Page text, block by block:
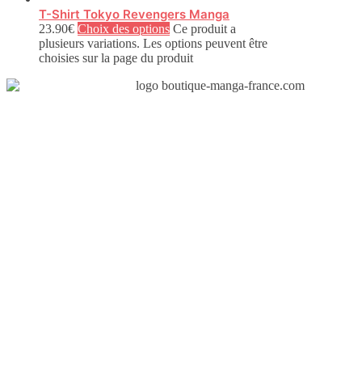
T-Shirt Tokyo Revengers Manga
23.90€ Choix des options Ce produit a
plusieurs variations. Les options peuvent être
choisies sur la page du produit